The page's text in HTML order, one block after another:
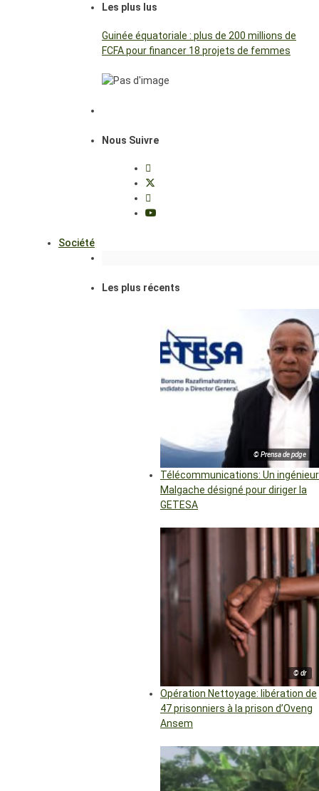
Les plus lus
Guinée équatoriale : plus de 200 millions de
FCFA pour financer 18 projets de femmes
Nous Suivre
Société
Les plus récents
© Prensa de pdge
Télécommunications: Un ingénieur
Malgache désigné pour diriger la
GETESA
© dr
Opération Nettoyage: libération de
47 prisonniers à la prison d’Oveng
Ansem